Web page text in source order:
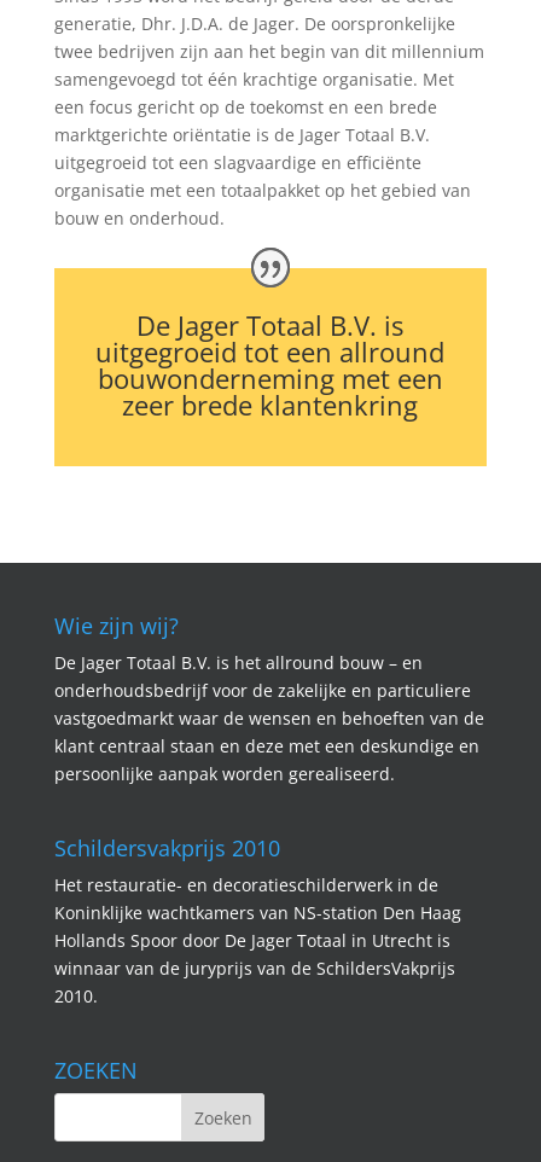
generatie, Dhr. J.D.A. de Jager. De oorspronkelijke
twee bedrijven zijn aan het begin van dit millennium
samengevoegd tot één krachtige organisatie. Met
een focus gericht op de toekomst en een brede
marktgerichte oriëntatie is de Jager Totaal B.V.
uitgegroeid tot een slagvaardige en efficiënte
organisatie met een totaalpakket op het gebied van
bouw en onderhoud.
De Jager Totaal B.V. is
uitgegroeid tot een allround
bouwonderneming met een
zeer brede klantenkring
Wie zijn wij?
De Jager Totaal B.V. is het allround bouw – en
onderhoudsbedrijf voor de zakelijke en particuliere
vastgoedmarkt waar de wensen en behoeften van de
klant centraal staan en deze met een deskundige en
persoonlijke aanpak worden gerealiseerd.
Schildersvakprijs 2010
Het restauratie- en decoratieschilderwerk in de
Koninklijke wachtkamers van NS-station Den Haag
Hollands Spoor door De Jager Totaal in Utrecht is
winnaar van de juryprijs van de SchildersVakprijs
2010.
ZOEKEN